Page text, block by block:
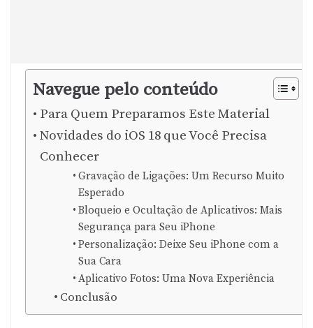
Navegue pelo conteúdo
Para Quem Preparamos Este Material
Novidades do iOS 18 que Você Precisa
Conhecer
Gravação de Ligações: Um Recurso Muito
Esperado
Bloqueio e Ocultação de Aplicativos: Mais
Segurança para Seu iPhone
Personalização: Deixe Seu iPhone com a
Sua Cara
Aplicativo Fotos: Uma Nova Experiência
Conclusão